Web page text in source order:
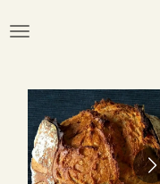
direct
hoofdinhoud